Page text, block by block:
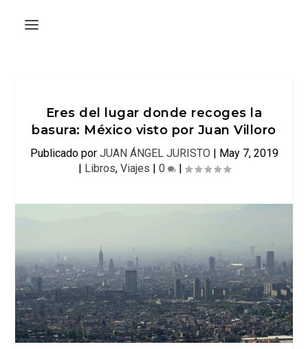
Eres del lugar donde recoges la
basura: México visto por Juan Villoro
Publicado por JUAN ÁNGEL JURISTO | May 7, 2019
| Libros, Viajes | 0 |